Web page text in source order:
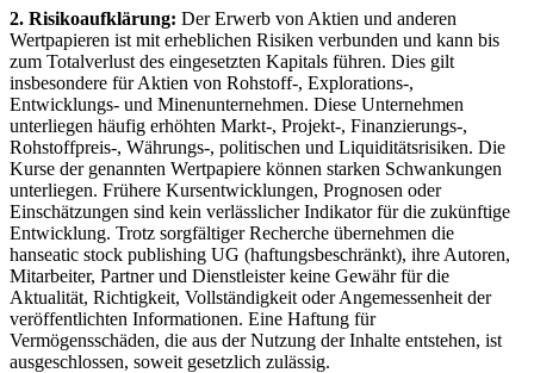
2. Risikoaufklärung: Der Erwerb von Aktien und anderen
Wertpapieren ist mit erheblichen Risiken verbunden und kann bis
zum Totalverlust des eingesetzten Kapitals führen. Dies gilt
insbesondere für Aktien von Rohstoff-, Explorations-,
Entwicklungs- und Minenunternehmen. Diese Unternehmen
unterliegen häufig erhöhten Markt-, Projekt-, Finanzierungs-,
Rohstoffpreis-, Währungs-, politischen und Liquiditätsrisiken. Die
Kurse der genannten Wertpapiere können starken Schwankungen
unterliegen. Frühere Kursentwicklungen, Prognosen oder
Einschätzungen sind kein verlässlicher Indikator für die zukünftige
Entwicklung. Trotz sorgfältiger Recherche übernehmen die
hanseatic stock publishing UG (haftungsbeschränkt), ihre Autoren,
Mitarbeiter, Partner und Dienstleister keine Gewähr für die
Aktualität, Richtigkeit, Vollständigkeit oder Angemessenheit der
veröffentlichten Informationen. Eine Haftung für
Vermögensschäden, die aus der Nutzung der Inhalte entstehen, ist
ausgeschlossen, soweit gesetzlich zulässig.